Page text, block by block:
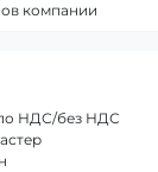
компании
НДС/без НДС